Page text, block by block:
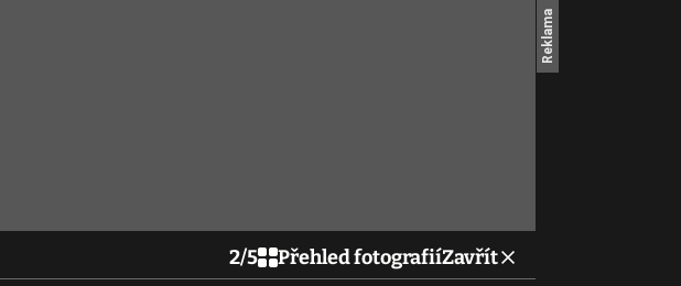
2/5 Přehled fotografiíZavřít